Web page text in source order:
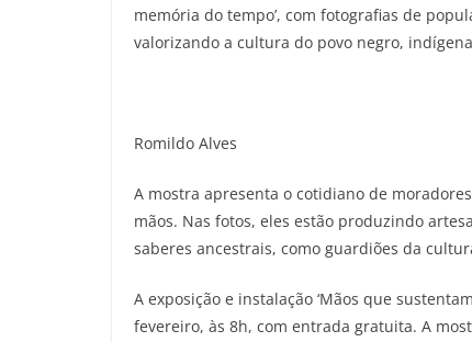
memória do tempo’, com fotografias de
valorizando a cultura do povo negro,
Romildo Alves
A mostra apresenta o cotidiano de
mãos. Nas fotos, eles estão produzindo
saberes ancestrais, como guardiões da
A exposição e instalação ‘Mãos que
fevereiro, às 8h, com entrada gratuita. A